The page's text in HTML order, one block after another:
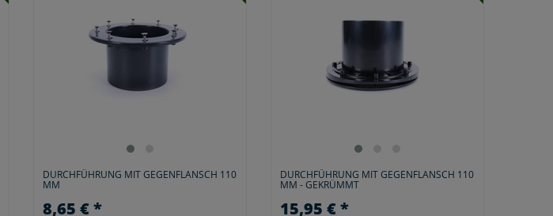
DURCHFÜHRUNG MIT GEGENFLANSCH 110
MM
8,65 € *
DURCHFÜHRUNG MIT GEGENFLANSCH 110
MM - GEKRÜMMT
15,95 € *